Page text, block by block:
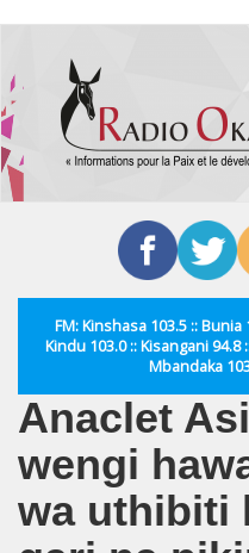
contenu
principal
FM: Kinshasa 103.5 :: Bunia
Kindu 103.0 :: Kisangani 94.8
Mbandaka
Anaclet
wengi
wa uthibiti